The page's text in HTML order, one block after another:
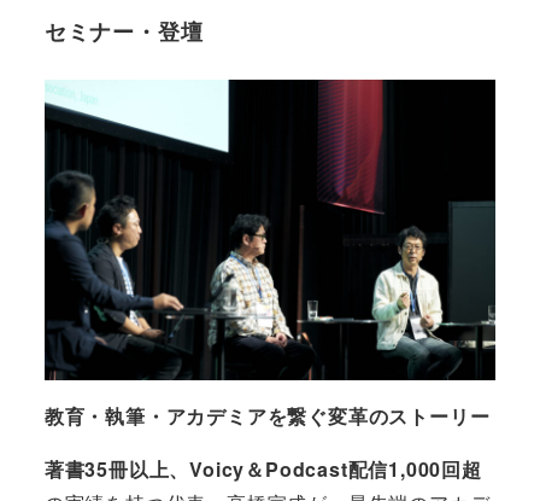
セミナー・登壇
教育・執筆・アカデミアを繋ぐ変革のストーリー
著書35冊以上、Voicy＆Podcast配信1,000回超